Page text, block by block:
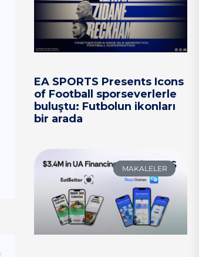
EA SPORTS Presents Icons
of Football sporseverlerle
buluştu: Futbolun ikonları
bir arada
MAKALELER